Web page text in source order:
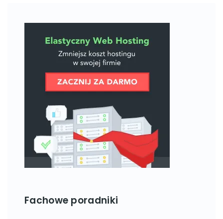
Fachowe poradniki